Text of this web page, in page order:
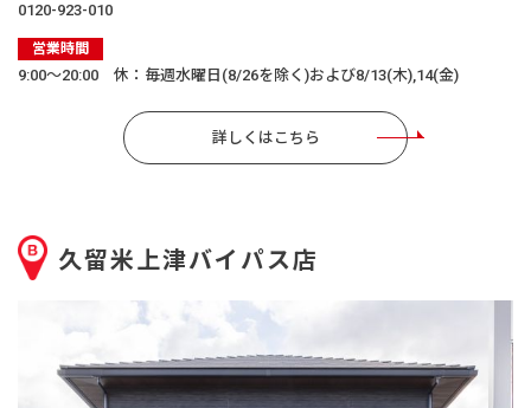
0120-923-010
営業時間
9:00〜20:00 休：毎週水曜日(8/26を除く)および8/13(木),14(金)
詳しくはこちら
久留米上津バイパス店